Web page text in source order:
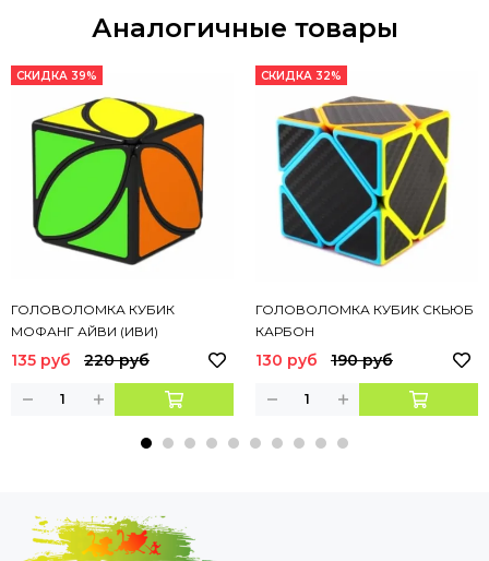
Аналогичные товары
СКИДКА 39%
ГОЛОВОЛОМКА КУБИК
МОФАНГ АЙВИ (ИВИ)
135 руб 220 руб
СКИДКА 32%
ГОЛОВОЛОМКА КУБИК СКЬЮБ
КАРБОН
130 руб 190 руб